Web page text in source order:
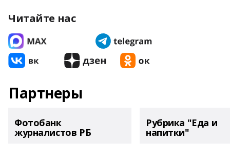
Читайте нас
Партнеры
Фотобанк
журналистов РБ
Рубрика "Еда и
напитки"